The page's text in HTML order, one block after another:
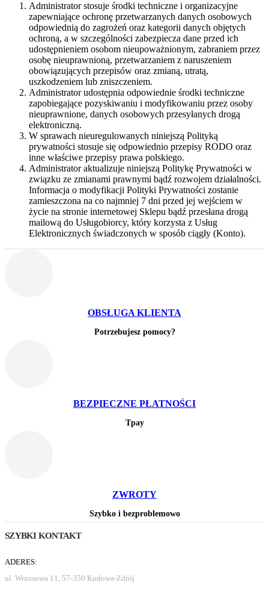
Administrator stosuje środki techniczne i organizacyjne
zapewniające ochronę przetwarzanych danych osobowych
odpowiednią do zagrożeń oraz kategorii danych objętych
ochroną, a w szczególności zabezpiecza dane przed ich
udostępnieniem osobom nieupoważnionym, zabraniem przez
osobę nieuprawnioną, przetwarzaniem z naruszeniem
obowiązujących przepisów oraz zmianą, utratą,
uszkodzeniem lub zniszczeniem.
Administrator udostępnia odpowiednie środki techniczne
zapobiegające pozyskiwaniu i modyfikowaniu przez osoby
nieuprawnione, danych osobowych przesyłanych drogą
elektroniczną.
W sprawach nieuregulowanych niniejszą Polityką
prywatności stosuje się odpowiednio przepisy RODO oraz
inne właściwe przepisy prawa polskiego.
Administrator aktualizuje niniejszą Politykę Prywatności w
związku ze zmianami prawnymi bądź rozwojem działalności.
Informacja o modyfikacji Polityki Prywatności zostanie
zamieszczona na co najmniej 7 dni przed jej wejściem w
życie na stronie internetowej Sklepu bądź przesłana drogą
mailową do Usługobiorcy, który korzysta z Usług
Elektronicznych świadczonych w sposób ciągły (Konto).
OBSŁUGA KLIENTA
Potrzebujesz pomocy?
BEZPIECZNE PŁATNOŚCI
Tpay
ZWROTY
Szybko i bezproblemowo
SZYBKI KONTAKT
ADERES:
ul. Wrzosowa 11, 57-350 Kudowa-Zdrój